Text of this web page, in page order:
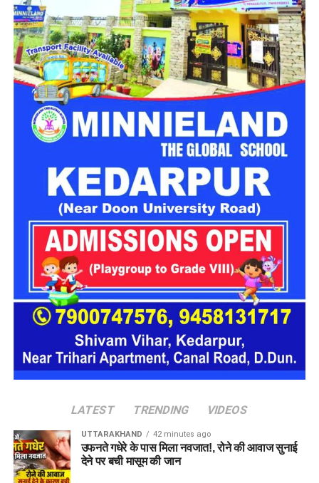
है, जहां हर वर्ष बड़ी संख्या में पर्यटक शांत वातावरण का आनंद लेने पहुंचते
हैं। ऐसे में अनावश्यक हॉर्न से होने वाला ध्वनि प्रदूषण पर्यटन अनुभव को
प्रभावित करता है। इसे देखते हुए जिला प्रशासन और पुलिस विभाग
आवश्यक दिशा-निर्देश जारी करेंगे।
ल्लीताल डांठ से हनुमानगढ़ी बैंड तक होगा
नो-पार्किंग जोन
तल्लीतालडांठ से हनुमानगढ़ी बैंड तक झील के आसपास के
प्रशासन का मानना है कि इससे यातायात सुचारु रहेगा, जाम की समस्या
कम होगी और पर्यटकों को बेहतर सुविधाएं मिल सकेंगी।
LATEST TRENDING VIDEOS
UTTARAKHAND 42 minutes ago
उफनते गधेरे के पास मिला नवजात!, रोने की आवाज सुनाई
देने पर बची मासूम की जान